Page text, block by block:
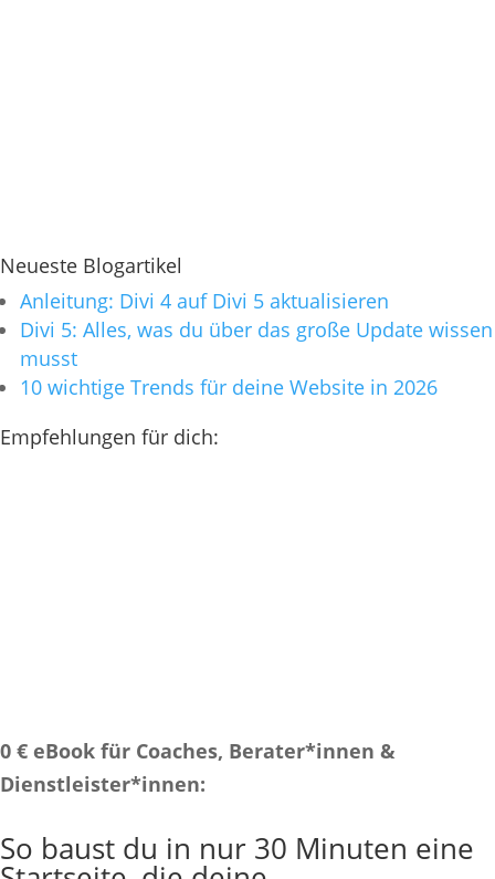
Neueste Blogartikel
Anleitung: Divi 4 auf Divi 5 aktualisieren
Divi 5: Alles, was du über das große Update wissen
musst
10 wichtige Trends für deine Website in 2026
Empfehlungen für dich:
0 € eBook für Coaches, Berater*innen &
Dienstleister*innen:
So baust du in nur 30 Minuten eine